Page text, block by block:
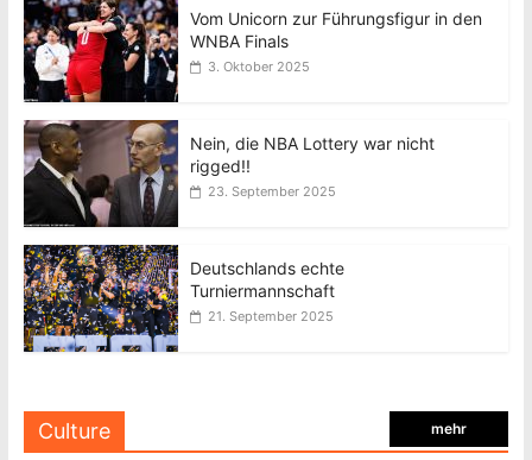
Vom Unicorn zur Führungsfigur in den
WNBA Finals
3. Oktober 2025
Nein, die NBA Lottery war nicht
rigged!!
23. September 2025
Deutschlands echte
Turniermannschaft
21. September 2025
Culture mehr